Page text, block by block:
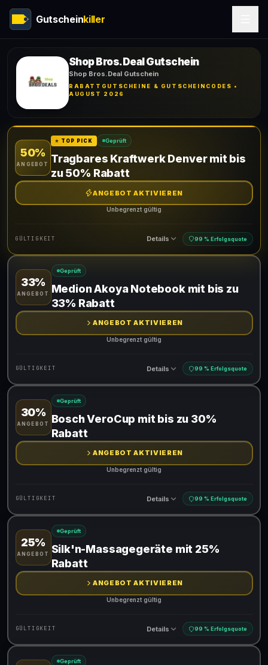
Gutscheinkiller
Shop Bros.Deal Gutschein
Shop Bros.Deal Gutschein
RABATTGUTSCHEINE & GUTSCHEINCODES •
AUGUST 2026
50%
ANGEBOT
⭐ TOP PICK Geprüft
Tragbares Kraftwerk Denver mit bis
zu 50% Rabatt
ANGEBOT AKTIVIEREN
Unbegrenzt gültig
GÜLTIGKEIT Details 99 % Erfolgsquote
Gültig für teilnehmende Produkte
33%
ANGEBOT
Geprüft
Medion Akoya Notebook mit bis zu
33% Rabatt
ANGEBOT AKTIVIEREN
Unbegrenzt gültig
GÜLTIGKEIT Details 99 % Erfolgsquote
Gültig für teilnehmende Produkte
30%
ANGEBOT
Geprüft
Bosch VeroCup mit bis zu 30%
Rabatt
ANGEBOT AKTIVIEREN
Unbegrenzt gültig
GÜLTIGKEIT Details 99 % Erfolgsquote
Gültig für teilnehmende Produkte
25%
ANGEBOT
Geprüft
Silk'n-Massagegeräte mit 25%
Rabatt
ANGEBOT AKTIVIEREN
Unbegrenzt gültig
GÜLTIGKEIT Details 99 % Erfolgsquote
Geprüft